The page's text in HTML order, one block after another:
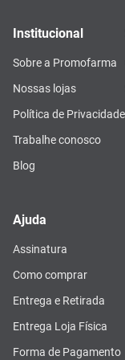
Institucional
Sobre a Promofarma
Nossas lojas
Política de Privacidade
Trabalhe conosco
Blog
Ajuda
Assinatura
Como comprar
Entrega e Retirada
Entrega Loja Física
Forma de Pagamento